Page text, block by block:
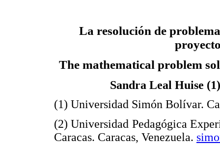
La resolución de
The mathematical problem
Sandra Leal Huise
(1) Universidad Simón Bolívar.
(2) Universidad Pedagógica
Caracas. Caracas, Venezuela.